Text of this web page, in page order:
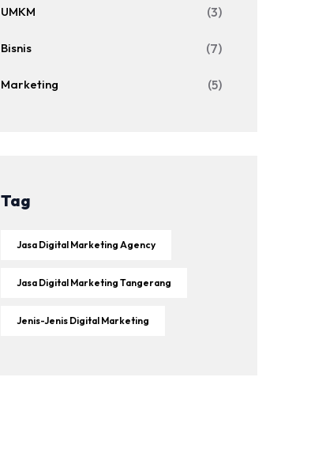
UMKM (3)
Bisnis (7)
Marketing (5)
Tag
Jasa Digital Marketing Agency
Jasa Digital Marketing Tangerang
Jenis-Jenis Digital Marketing